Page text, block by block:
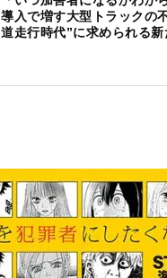
導入で増す大型トラックの
道走行時代”に求められる